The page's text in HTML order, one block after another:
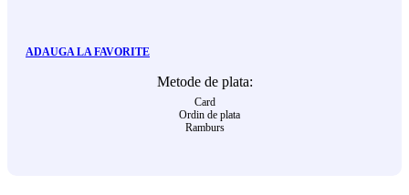
ADAUGA LA FAVORITE
Metode de plata:
Card
Ordin de plata
Ramburs